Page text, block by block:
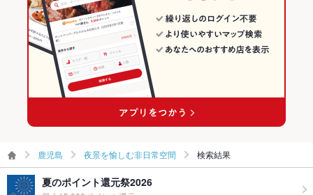
鹿児島 夜景を愉しむ非日常空間 検索結果
夏のポイント還元祭2026